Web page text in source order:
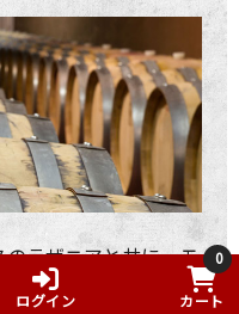
ラザニアと共に、モ
3種をテイスティン
ログイン
0
カート